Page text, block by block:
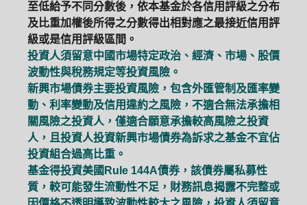
至低給予不同分數後，依本基金於各信用評級之分布
及比重加權後所得之分數得出相對應之最接近信用評
級或是信用評級區間。
投資人須留意中國市場特定政治、經濟、市場、股價
波動性與稅務規定等投資風險。
新興市場債券主要投資風險，包含外匯管制及匯率變
動、利率變動及信用違約之風險，不適合無法承擔相
關風險之投資人，僅適合願意承擔較高風險之投資
人，且投資人投資新興市場債券為訴求之基金不宜佔
投資組合過高比重。
基金得投資美國Rule 144A債券，該債券屬私募性
質，較可能發生流動性不足，財務訊息揭露不完整或